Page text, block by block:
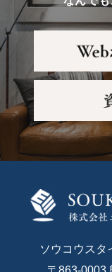
ソウコウスタ